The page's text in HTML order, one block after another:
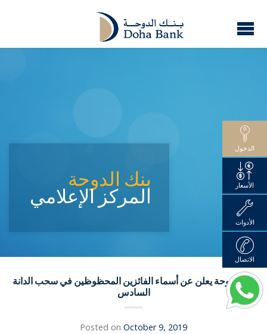
بنك الدوحة
المركز الإعلامي
بنك الدوحة يعلن عن أسماء الفائزين المحظوظين في سحب الدانة
السادس
Posted on October 9, 2019
الدخول
الأسعار
الأدوات
الاتصال